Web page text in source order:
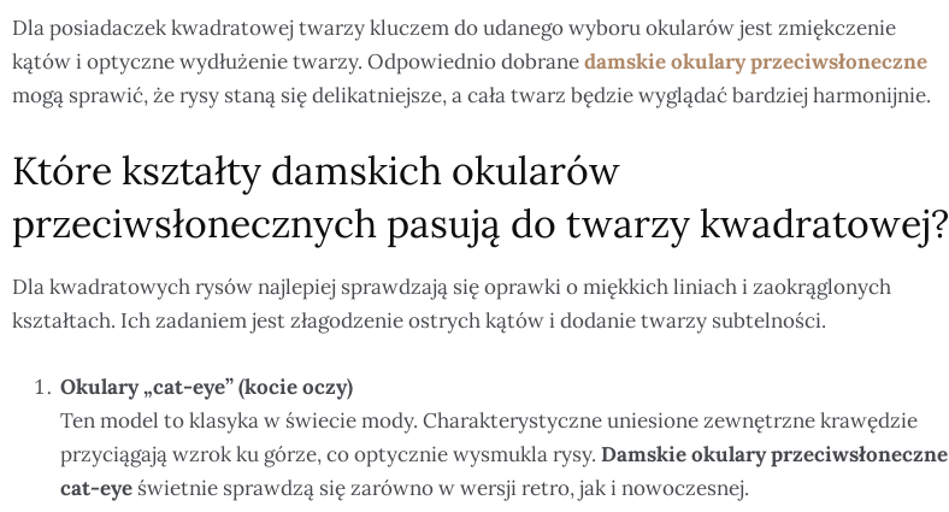
Dla posiadaczek kwadratowej twarzy kluczem do udanego wyboru okularów jest zmiękczenie
kątów i optyczne wydłużenie twarzy. Odpowiednio dobranedamskie okulary przeciwsłoneczne
mogą sprawić, że rysy staną się delikatniejsze, a cała twarz będzie wyglądać bardziej harmonijnie.
Które kształty damskich okularów
przeciwsłonecznych pasują do twarzy kwadratowej?
Dla kwadratowych rysów najlepiej sprawdzają się oprawki o miękkich liniach i zaokrąglonych
kształtach. Ich zadaniem jest złagodzenie ostrych kątów i dodanie twarzy subtelności.
Okulary „cat-eye” (kocie oczy)
Ten model to klasyka w świecie mody. Charakterystyczne uniesione zewnętrzne krawędzie
przyciągają wzrok ku górze, co optycznie wysmukla rysy. Damskie okulary przeciwsłoneczne
cat-eye świetnie sprawdzą się zarówno w wersji retro, jak i nowoczesnej.